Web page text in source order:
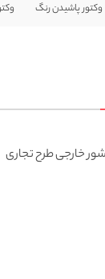
وکتور پاشیدن رنگ